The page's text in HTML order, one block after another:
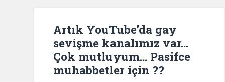
Artık YouTube’da gay
sevişme kanalımız var…
Çok mutluyum… Pasifce
muhabbetler için ??